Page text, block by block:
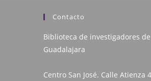
Contacto
Biblioteca de investigadores
Guadalajara
Centro San José. Calle Atienza